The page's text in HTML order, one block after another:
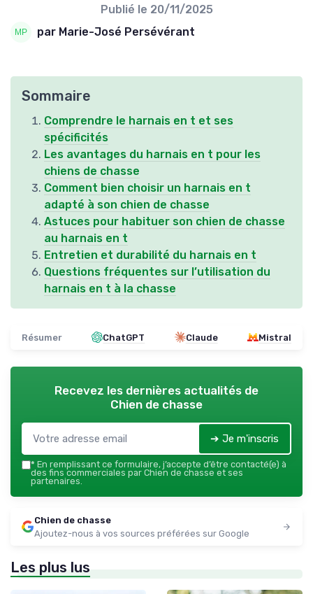
Publié le 20/11/2025
par Marie-José Persévérant
Sommaire
Comprendre le harnais en t et ses
spécificités
Les avantages du harnais en t pour les
chiens de chasse
Comment bien choisir un harnais en t
adapté à son chien de chasse
Astuces pour habituer son chien de chasse
au harnais en t
Entretien et durabilité du harnais en t
Questions fréquentes sur l’utilisation du
harnais en t à la chasse
Résumer ChatGPT Claude Mistral
Recevez les dernières actualités de
Chien de chasse
➔ Je m'inscris
* En remplissant ce formulaire, j’accepte d’être contacté(e) à
des fins commerciales par Chien de chasse et ses
partenaires.
Chien de chasse
Ajoutez-nous à vos sources préférées sur Google
Les plus lus